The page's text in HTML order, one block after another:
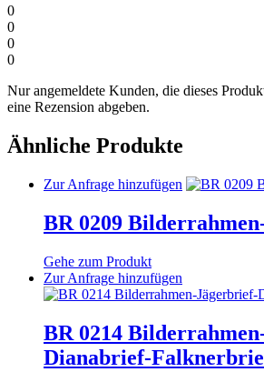
0
0
0
0
Nur angemeldete Kunden, die dieses
eine Rezension abgeben.
Ähnliche Produkte
Zur Anfrage hinzufügen Dieses
weist
mehrere
Optionen
auf
der
Produktseite
BR 0209
Gehe zum Produkt
Zur Anfrage hinzufügen
Produkt
mehrere
Varianten
auf.
BR 0214
Dianabrief-